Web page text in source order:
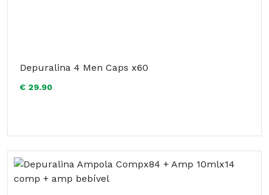
Depuralina 4 Men Caps x60
€ 29.90